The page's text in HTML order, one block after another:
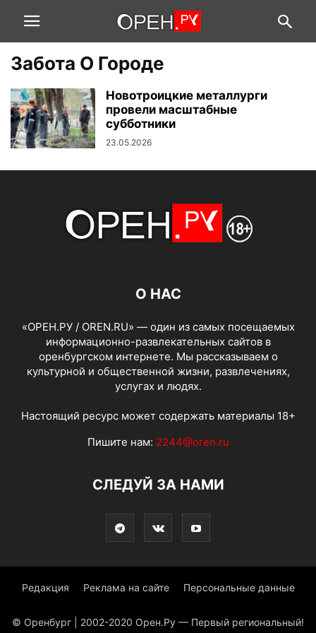
Забота О Городе
Новотроицкие металлурги
провели масштабные
субботники
23.05.2026
О НАС
«ОРЕН.РУ / OREN.RU» — один из самых посещаемых
информационно-развлекательных сайтов в
оренбургском интернете. Мы рассказываем о
культурной и общественной жизни, развлечениях,
услугах и людях.
Настоящий ресурс может содержать материалы 18+
Пишите нам: 2244@oren.ru
СЛЕДУЙ ЗА НАМИ
Редакция Реклама на сайте Персональные данные
© Оренбург | 2002-2020 Орен.Ру — Первый региональный!